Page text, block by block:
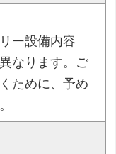
ー設備内容
なります。ご
ために、予め